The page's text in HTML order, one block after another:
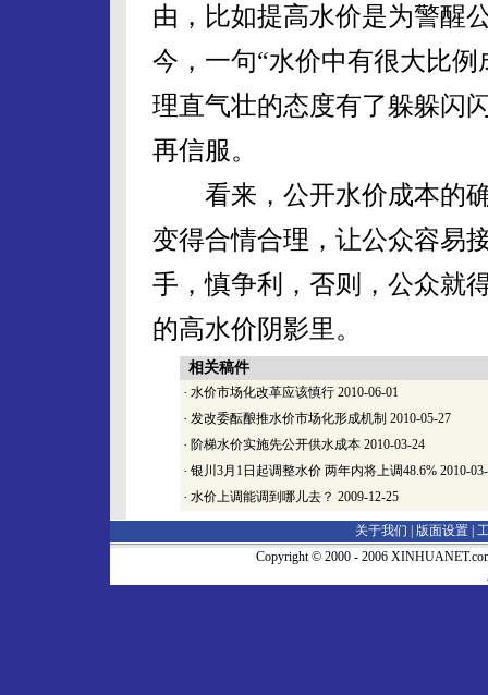
由，比如提高水价是为警醒
今，一句“水价中有很大比
理直气壮的态度有了躲躲闪
再信服。
看来，公开水价成本的确
变得合情合理，让公众容易
手，慎争利，否则，公众就
的高水价阴影里。
相关稿件
· 水价市场化改革应该慎行 2010-06-01
· 发改委酝酿推水价市场化形成机制 2010-05-27
· 阶梯水价实施先公开供水成本 2010-03-24
· 银川3月1日起调整水价 两年内将上调48.6% 2010-
· 水价上调能调到哪儿去？ 2009-12-25
关于我们 | 版面设置
Copyright © 2000 - 2006